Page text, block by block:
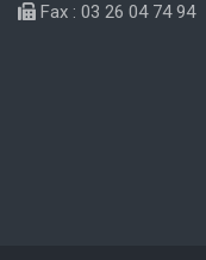
Fax : 03 26 04 74 94